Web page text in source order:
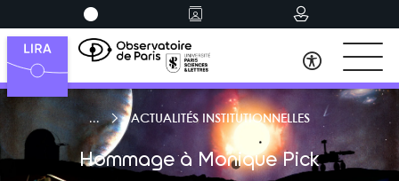
ACTUALITÉS INSTITUTIONNELLES
Hommage à Monique Pick